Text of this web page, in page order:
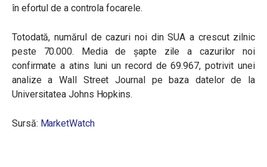
în efortul de a controla focarele.
Totodată, numărul de cazuri noi din SUA a crescut zilnic
peste 70.000. Media de șapte zile a cazurilor noi
confirmate a atins luni un record de 69.967, potrivit unei
analize a Wall Street Journal pe baza datelor de la
Universitatea Johns Hopkins.
Sursă: MarketWatch